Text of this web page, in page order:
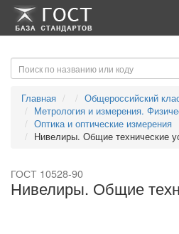
-->-->
Главная
Общероссийский
Метрология и измерения.
Оптика и оптические измерения
Нивелиры. Общие технические
ГОСТ 10528-90
Нивелиры. Общие